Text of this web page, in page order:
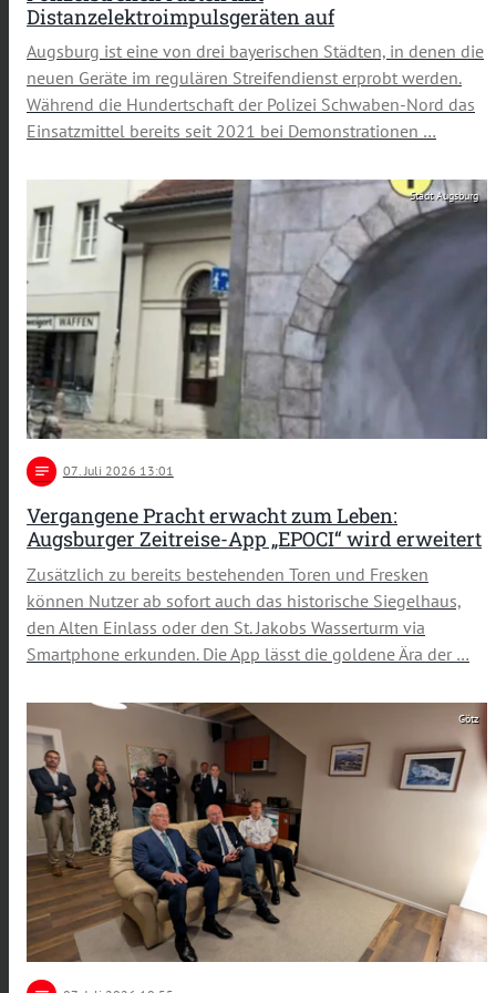
Distanzelektroimpulsgeräten auf
Augsburg ist eine von drei bayerischen Städten, in denen die
neuen Geräte im regulären Streifendienst erprobt werden.
Während die Hundertschaft der Polizei Schwaben-Nord das
Einsatzmittel bereits seit 2021 bei Demonstrationen …
Stadt Augsburg
notes 07. Juli 2026 13:01
Vergangene Pracht erwacht zum Leben:
Augsburger Zeitreise-App „EPOCI“ wird erweitert
Zusätzlich zu bereits bestehenden Toren und Fresken
können Nutzer ab sofort auch das historische Siegelhaus,
den Alten Einlass oder den St. Jakobs Wasserturm via
Smartphone erkunden. Die App lässt die goldene Ära der …
Götz